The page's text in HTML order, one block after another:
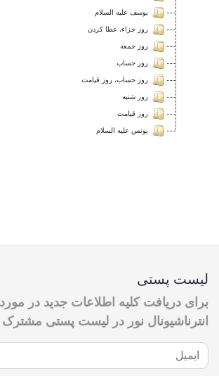
يوسف عليه السلام
روز جزاء، عطا كردن
روز جمعه
روز حساب
روز حساب، روز قيامت
روز شنبه
روز قيامت
يونس عليه السلام
پستی
دریافت کلیه اطلاعات جدید در مورد مرکز
نور در لیست پستی مشترک شوید